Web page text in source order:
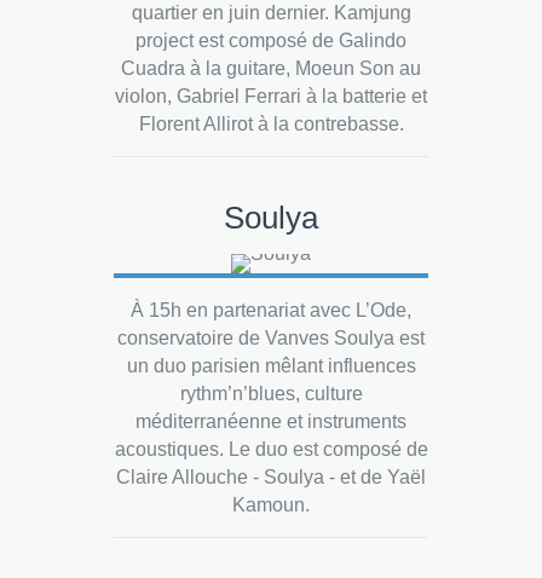
quartier en juin dernier. Kamjung
project est composé de Galindo
Cuadra à la guitare, Moeun Son au
violon, Gabriel Ferrari à la batterie et
Florent Allirot à la contrebasse.
Soulya
À 15h en partenariat avec L’Ode,
conservatoire de Vanves Soulya est
un duo parisien mêlant influences
rythm’n’blues, culture
méditerranéenne et instruments
acoustiques. Le duo est composé de
Claire Allouche - Soulya - et de Yaël
Kamoun.